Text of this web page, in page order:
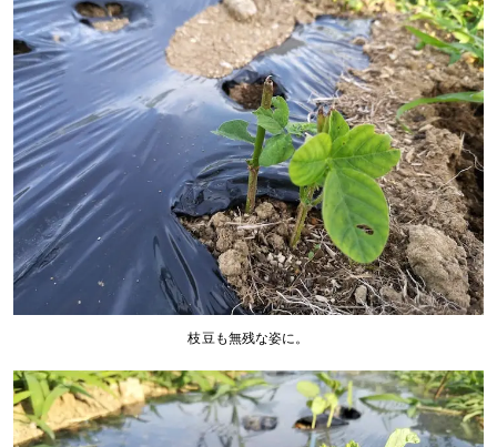
枝豆も無残な姿に。